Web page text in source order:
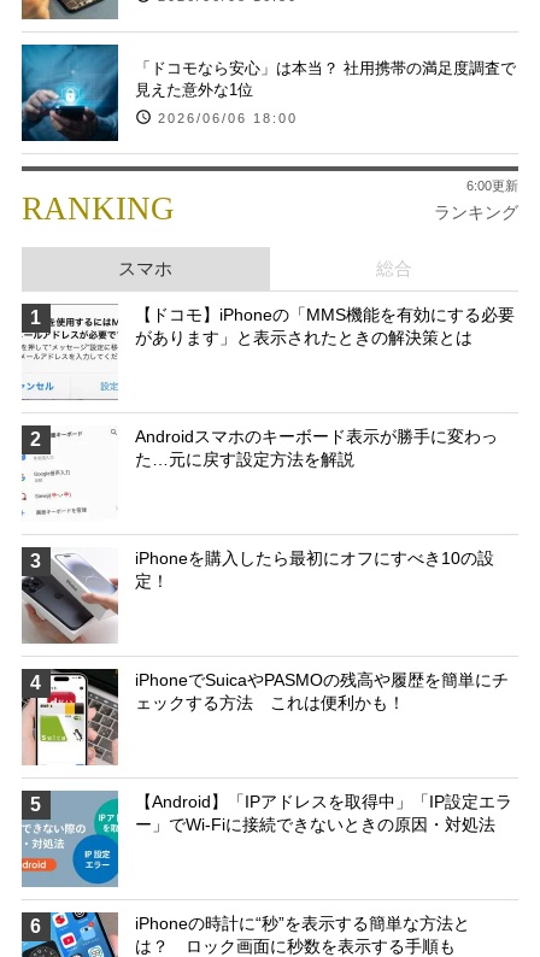
「ドコモなら安心」は本当？ 社用携帯の満足度調査で
見えた意外な1位
2026/06/06 18:00
RANKING ランキング
6:00更新
スマホ 総合
1
【ドコモ】iPhoneの「MMS機能を有効にする必要
があります」と表示されたときの解決策とは
2
Androidスマホのキーボード表示が勝手に変わっ
た…元に戻す設定方法を解説
3
iPhoneを購入したら最初にオフにすべき10の設
定！
4
iPhoneでSuicaやPASMOの残高や履歴を簡単にチ
ェックする方法 これは便利かも！
5
【Android】「IPアドレスを取得中」「IP設定エラ
ー」でWi-Fiに接続できないときの原因・対処法
6
iPhoneの時計に“秒”を表示する簡単な方法と
は？ ロック画面に秒数を表示する手順も